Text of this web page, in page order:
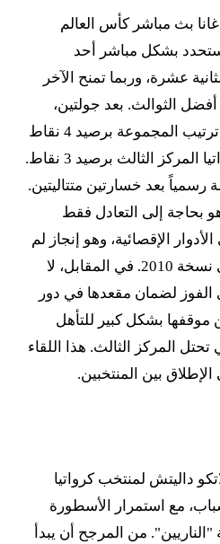
بث مباشر كأس العالم
ستحدد بشكل مباشر أحد
عشرة، وربما تمنح الآخر
الثوالث. بعد جولتين،
يتصدر منتخبا إنجلترا وغانا ترتيب المجموعة برصيد 4 نقاط
لكل منهما، بينما تحتل كرواتيا المركز الثالث برصيد 3 نقاط.
رسمياً بعد خسارتين متتاليتين.
بحاجة إلى التعادل فقط
الإقصائية، وهو إنجاز لم
يحققه منذ بلوغه ربع نهائي نسخة 2010. في المقابل، لا
الفوز لضمان مقعدها في دور
موقفها بشكل كبير للتأهل
المركز الثالث. هذا اللقاء
بين المنتخبين.
داليتش لمنتخب كرواتيا
مع استمرار الأسطورة
من المرجح أن يبدأ